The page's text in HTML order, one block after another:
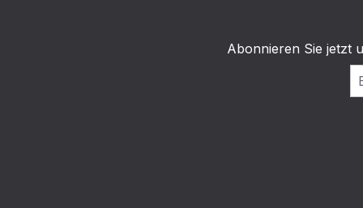
Abonnieren Sie jetzt